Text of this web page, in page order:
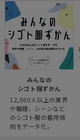
みんなの
シゴト服ずかん
12,000人以上の業界
や職種、シーンなど
のシゴト服の着用傾
向をデータ化。